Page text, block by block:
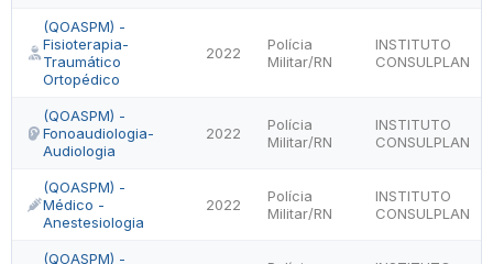
(QOASPM) -
Fisioterapia-
Traumático
Ortopédico
2022
Polícia
Militar/RN
INSTITUTO
CONSULPLAN
(QOASPM) -
Fonoaudiologia-
Audiologia
2022
Polícia
Militar/RN
INSTITUTO
CONSULPLAN
(QOASPM) -
Médico -
Anestesiologia
2022
Polícia
Militar/RN
INSTITUTO
CONSULPLAN
(QOASPM) -